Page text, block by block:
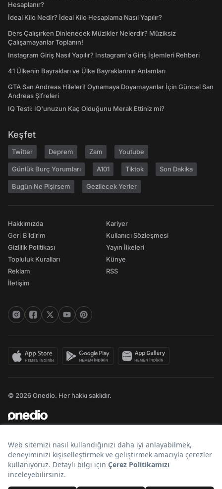
Hesaplanır?
İdeal Kilo Nedir? İdeal Kilo Hesaplama Nasıl Yapılır?
Ders Çalışırken Dinlenecek Müzikler Nelerdir? Müziksiz
Çalışamayanlar Toplanın!
Instagram Giriş Nasıl Yapılır? Instagram'a Giriş İşlemleri Rehberi
41 Ülkenin Bayrakları ve Ülke Bayraklarının Anlamları
GTA San Andreas Hileleri! Oynamaya Doyamayanlar İçin Güncel San
Andreas Şifreleri
IQ Testi: IQ'unuzun Kaç Olduğunu Merak Ettiniz mi?
Keşfet
Twitter Deprem Zam Youtube
Günlük Burç Yorumları A101 Tiktok Son Dakika
Bugün Ne Pişirsem Gezilecek Yerler
Hakkımızda
Geri Bildirim
Gizlilik Politikası
Topluluk Kuralları
Reklam
İletişim
Kariyer
Kullanıcı Sözleşmesi
Yayın İlkeleri
Künye
RSS
© 2026 Onedio. Her hakkı saklıdır.
Bir markasıdır.